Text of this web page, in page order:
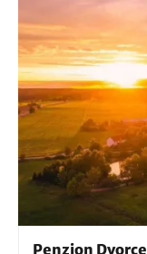
Penzion Dvorce